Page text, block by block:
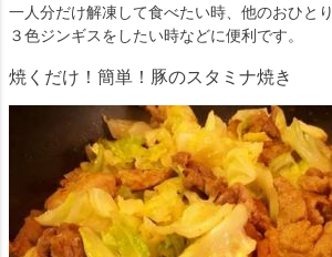
一人分だけ解凍して食べたい時、他のおひと
３色ジンギスをしたい時などに便利です。
焼くだけ！簡単！豚のスタミナ焼き